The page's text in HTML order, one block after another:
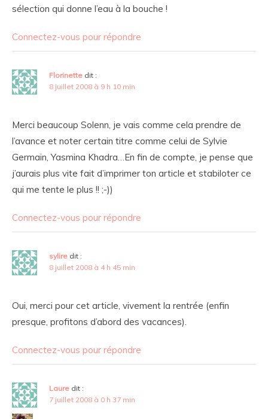
sélection qui donne l’eau à la bouche !
Connectez-vous pour répondre
Florinette dit :
8 juillet 2008 à 9 h 10 min
Merci beaucoup Solenn, je vais comme cela prendre de
l’avance et noter certain titre comme celui de Sylvie
Germain, Yasmina Khadra…En fin de compte, je pense que
j’aurais plus vite fait d’imprimer ton article et stabiloter ce
qui me tente le plus !! ;-))
Connectez-vous pour répondre
sylire dit :
8 juillet 2008 à 4 h 45 min
Oui, merci pour cet article, vivement la rentrée (enfin
presque, profitons d’abord des vacances).
Connectez-vous pour répondre
Laure dit :
7 juillet 2008 à 0 h 37 min